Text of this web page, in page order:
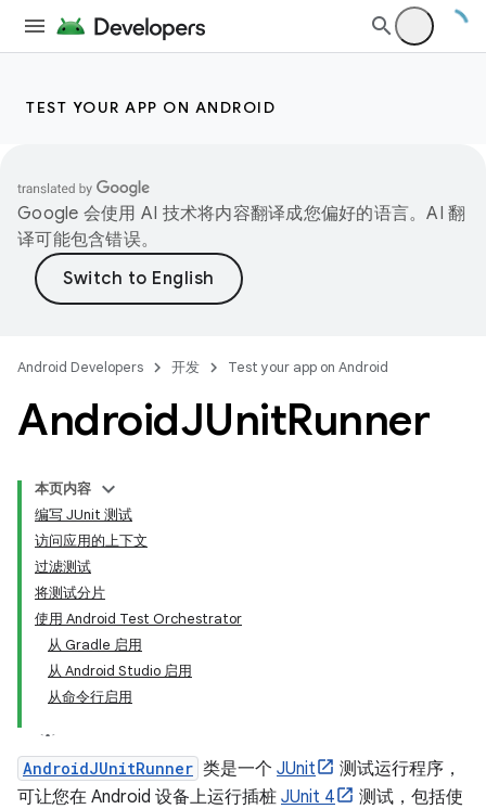
TEST YOUR APP ON ANDROID
Google 会使用 AI 技术将内容翻译成您偏好的语言。AI 翻
译可能包含错误。
Android Developers 开发 Test your app on Android
AndroidJUnitRunner
本页内容
编写 JUnit 测试
访问应用的上下文
过滤测试
将测试分片
使用 Android Test Orchestrator
从 Gradle 启用
从 Android Studio 启用
从命令行启用
AndroidJUnitRunner 类是一个 JUnit
测试运行程序，
可让您在 Android 设备上运行插桩 JUnit 4
测试，包括使